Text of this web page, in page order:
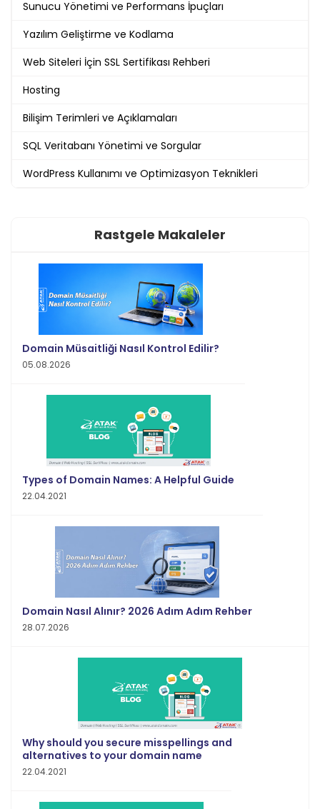
Sunucu Yönetimi ve Performans İpuçları
Yazılım Geliştirme ve Kodlama
Web Siteleri İçin SSL Sertifikası Rehberi
Hosting
Bilişim Terimleri ve Açıklamaları
SQL Veritabanı Yönetimi ve Sorgular
WordPress Kullanımı ve Optimizasyon Teknikleri
Rastgele Makaleler
Domain Müsaitliği Nasıl Kontrol Edilir?
05.08.2026
Types of Domain Names: A Helpful Guide
22.04.2021
Domain Nasıl Alınır? 2026 Adım Adım Rehber
28.07.2026
Why should you secure misspellings and
alternatives to your domain name
22.04.2021